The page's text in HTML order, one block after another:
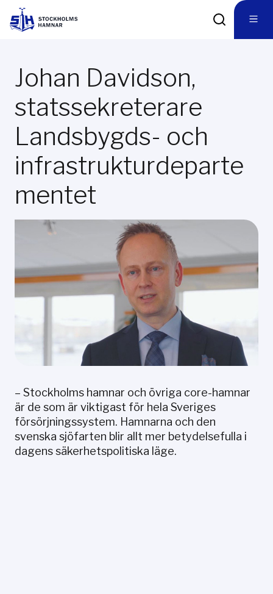
Johan Davidson,
statssekreterare
Landsbygds- och
infrastrukturdeparte
mentet
– Stockholms hamnar och övriga core-hamnar
är de som är viktigast för hela Sveriges
försörjningssystem. Hamnarna och den
svenska sjöfarten blir allt mer betydelsefulla i
dagens säkerhetspolitiska läge.